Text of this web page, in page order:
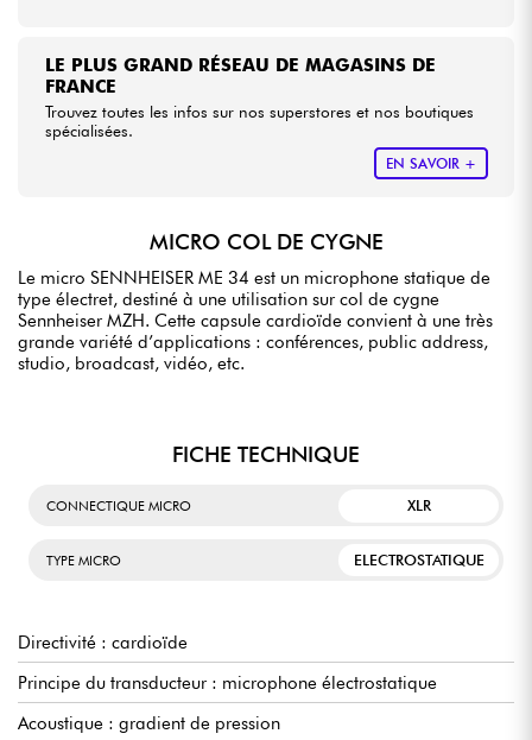
LE PLUS GRAND RÉSEAU DE MAGASINS DE
FRANCE
Trouvez toutes les infos sur nos superstores et nos boutiques
spécialisées.
EN SAVOIR +
MICRO COL DE CYGNE
Le micro SENNHEISER ME 34 est un microphone statique de
type électret, destiné à une utilisation sur col de cygne
Sennheiser MZH. Cette capsule cardioïde convient à une très
grande variété d’applications : conférences, public address,
studio, broadcast, vidéo, etc.
FICHE TECHNIQUE
CONNECTIQUE MICRO XLR
TYPE MICRO ELECTROSTATIQUE
Directivité : cardioïde
Principe du transducteur : microphone électrostatique
Acoustique : gradient de pression